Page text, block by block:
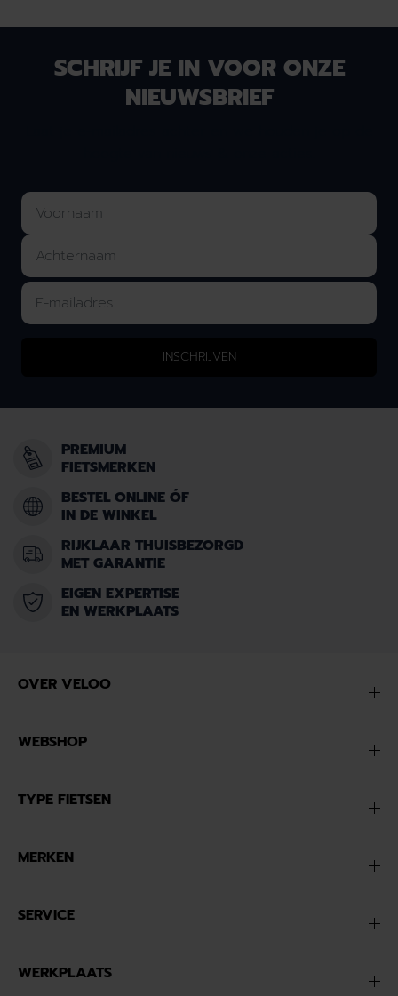
SCHRIJF JE IN VOOR ONZE
NIEUWSBRIEF
INSCHRIJVEN
PREMIUM
FIETSMERKEN
BESTEL ONLINE ÓF
IN DE WINKEL
RIJKLAAR THUISBEZORGD
MET GARANTIE
EIGEN EXPERTISE
EN WERKPLAATS
OVER VELOO
WEBSHOP
TYPE FIETSEN
MERKEN
SERVICE
WERKPLAATS